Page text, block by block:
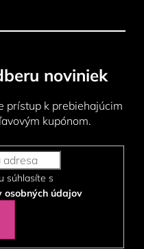
noviniek
prístup k prebiehajúcim
kupónom.
osobných údajov